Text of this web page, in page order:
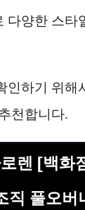
다양한 스타
인하기 위해
천합니다.
렌 [백화
직 풀오버